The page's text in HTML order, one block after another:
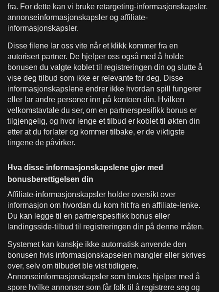
fra. For dette kan vi bruke retargeting-informasjonskapsler,
annonseinformasjonskapsler og affiliate-
informasjonskapsler.
Disse filene lar oss vite når et klikk kommer fra en
autorisert partner. De hjelper oss også med å holde
bonusen du valgte koblet til registreringen din og slutte å
vise deg tilbud som ikke er relevante for deg. Disse
informasjonskapslene endrer ikke hvordan spill fungerer
eller lar andre personer inn på kontoen din. Hvilken
velkomstavtale du ser, om en partnerspesifikk bonus er
tilgjengelig, og hvor lenge et tilbud er koblet til økten din
etter at du forlater og kommer tilbake, er de viktigste
tingene de påvirker.
Hva disse informasjonskapslene gjør med
bonusberettigelsen din
Affiliate-informasjonskapsler holder oversikt over
informasjon om hvordan du kom hit fra en affiliate-lenke.
Du kan legge til en partnerspesifikk bonus eller
landingsside-tilbud til registreringen din på denne måten.
Systemet kan kanskje ikke automatisk anvende den
bonusen hvis informasjonskapselen mangler eller skrives
over, selv om tilbudet ble vist tidligere.
Annonseinformasjonskapsler som brukes hjelper med å
spore hvilke annonser som får folk til å registrere seg og